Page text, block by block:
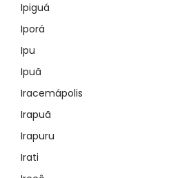
Ipiguá
Iporá
Ipu
Ipuã
Iracemápolis
Irapuã
Irapuru
Irati